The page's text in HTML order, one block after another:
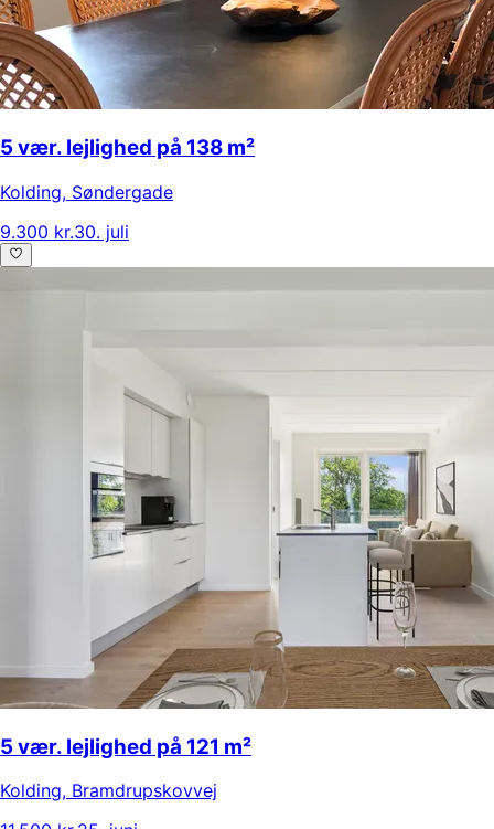
5 vær. lejlighed på 138 m²
Kolding, Søndergade
9.300 kr.30. juli
5 vær. lejlighed på 121 m²
Kolding, Bramdrupskovvej